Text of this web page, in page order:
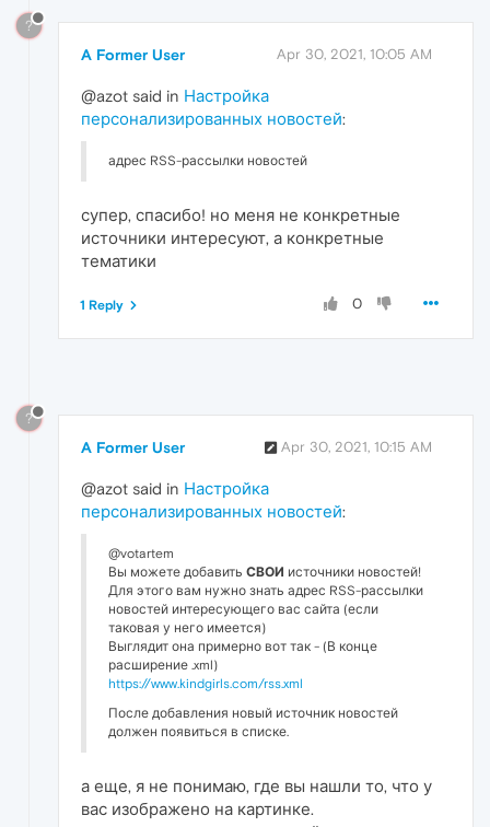
?
A Former User Apr 30, 2021, 10:05 AM
@azot said in Настройка
персонализированных новостей:
адрес RSS-рассылки новостей
супер, спасибо! но меня не конкретные
источники интересуют, а конкретные
тематики
0
1 Reply
?
A Former User Apr 30, 2021, 10:15 AM
@azot said in Настройка
персонализированных новостей:
@votartem
Вы можете добавить СВОИ источники новостей!
Для этого вам нужно знать адрес RSS-рассылки
новостей интересующего вас сайта (если
таковая у него имеется)
Выглядит она примерно вот так - (В конце
расширение .xml)
https://www.kindgirls.com/rss.xml
После добавления новый источник новостей
должен появиться в списке.
а еще, я не понимаю, где вы нашли то, что у
вас изображено на картинке.